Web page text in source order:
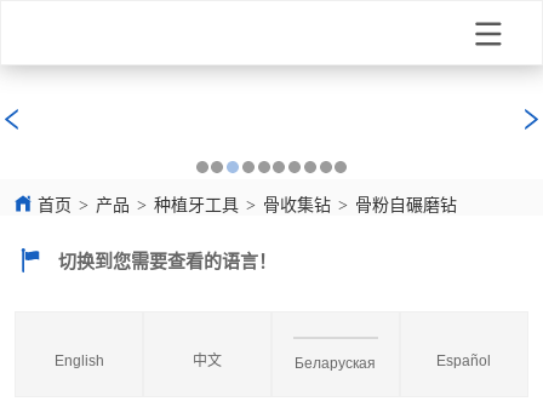
首页 > 产品 > 种植牙工具 > 骨收集钻 > 骨粉自碾磨钻
切换到您需要查看的语言！
English 中文 Беларуская Español